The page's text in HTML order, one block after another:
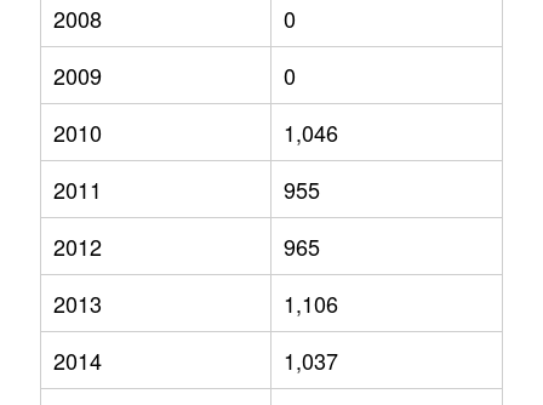
2008
0
2009
0
2010
1,046
2011
955
2012
965
2013
1,106
2014
1,037